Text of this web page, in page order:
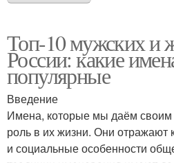
Топ-10 мужских и
России: какие
популярные
Введение
Имена, которые мы даём
роль в их жизни. Они отражают
и социальные особенности